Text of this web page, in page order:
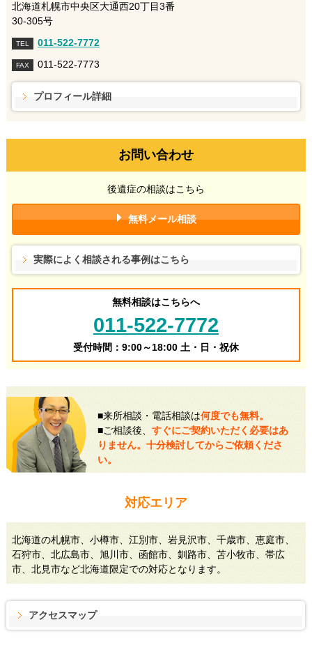
北海道札幌市中央区大通西20丁目3番
30-305号
TEL 011-522-7772
FAX 011-522-7773
プロフィール詳細
お問い合わせ
後遺症の相談はこちら
無料メール相談
実際によく相談される事例はこちら
無料相談はこちらへ
011-522-7772
受付時間：9:00～18:00 土・日・祝休
■来所相談・電話相談は何度でも無料。
■ご相談後、 すぐにご契約いただく必要はあ
りません。十分検討してからご依頼くださ
い。
対応エリア
北海道の札幌市、小樽市、江別市、岩見沢市、千歳市、恵庭市、
石狩市、北広島市、旭川市、函館市、釧路市、苫小牧市、帯広
市、北見市など北海道限定での対応となります。
アクセスマップ